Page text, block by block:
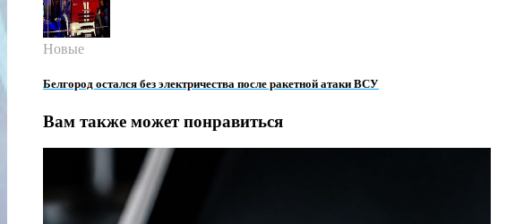
Новые
Белгород остался без электричества после ракетной атаки ВСУ
Вам также может понравиться